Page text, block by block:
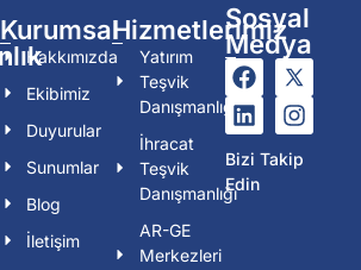
Kurumsal
Hakkımızda
Ekibimiz
Duyurular
Sunumlar
Blog
İletişim
Hizmetlerimiz
Yatırım
Teşvik
Danışmanlığı
İhracat
Teşvik
Danışmanlığı
AR-GE
Merkezleri
Sosyal
Medya
Bizi Takip
Edin